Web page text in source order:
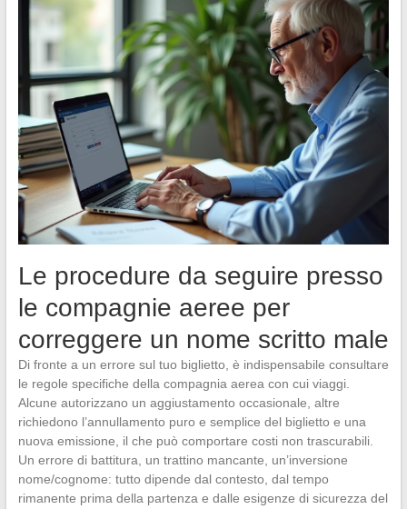
Le procedure da seguire presso
le compagnie aeree per
correggere un nome scritto male
Di fronte a un errore sul tuo biglietto, è indispensabile consultare
le regole specifiche della compagnia aerea con cui viaggi.
Alcune autorizzano un aggiustamento occasionale, altre
richiedono l’annullamento puro e semplice del biglietto e una
nuova emissione, il che può comportare costi non trascurabili.
Un errore di battitura, un trattino mancante, un’inversione
nome/cognome: tutto dipende dal contesto, dal tempo
rimanente prima della partenza e dalle esigenze di sicurezza del